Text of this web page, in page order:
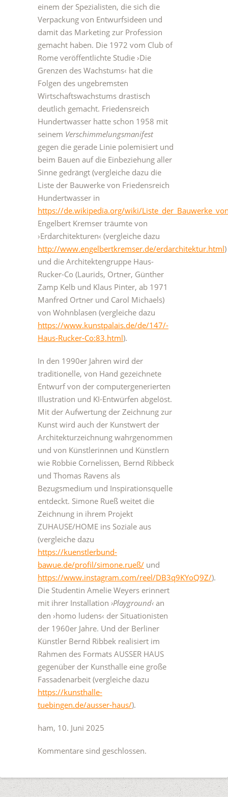
einem der Spezialisten, die sich die
Verpackung von Entwurfsideen und
damit das Marketing zur Profession
gemacht haben. Die 1972 vom Club of
Rome veröffentlichte Studie ›Die
Grenzen des Wachstums‹ hat die
Folgen des ungebremsten
Wirtschaftswachstums drastisch
deutlich gemacht. Friedensreich
Hundertwasser hatte schon 1958 mit
seinem Verschimmelungsmanifest
gegen die gerade Linie polemisiert und
beim Bauen auf die Einbeziehung aller
Sinne gedrängt (vergleiche dazu die
Liste der Bauwerke von Friedensreich
Hundertwasser in
https://de.wikipedia.org/wiki/
Engelbert Kremser träumte von
›Erdarchitekturen‹ (vergleiche dazu
http://www.engelbertkremser.de/erdarchitektur.html)
und die Architektengruppe Haus-
Rucker-Co (Laurids, Ortner, Günther
Zamp Kelb und Klaus Pinter, ab 1971
Manfred Ortner und Carol Michaels)
von Wohnblasen (vergleiche dazu
https://www.kunstpalais.de/de/147/-
Haus-Rucker-Co:83.html).
In den 1990er Jahren wird der
traditionelle, von Hand gezeichnete
Entwurf von der computergenerierten
Illustration und KI-Entwürfen abgelöst.
Mit der Aufwertung der Zeichnung zur
Kunst wird auch der Kunstwert der
Architekturzeichnung wahrgenommen
und von Künstlerinnen und Künstlern
wie Robbie Cornelissen, Bernd Ribbeck
und Thomas Ravens als
Bezugsmedium und Inspirationsquelle
entdeckt. Simone Rueß weitet die
Zeichnung in ihrem Projekt
ZUHAUSE/HOME ins Soziale aus
(vergleiche dazu
https://kuenstlerbund-
bawue.de/profil/simone.rueß/ und
https://www.instagram.com/reel/DB3q9KYoQ9Z/).
Die Studentin Amelie Weyers erinnert
mit ihrer Installation ›Playground‹ an
den ›homo ludens‹ der Situationisten
der 1960er Jahre. Und der Berliner
Künstler Bernd Ribbek realisiert im
Rahmen des Formats AUSSER HAUS
gegenüber der Kunsthalle eine große
Fassadenarbeit (vergleiche dazu
https://kunsthalle-
tuebingen.de/ausser-haus/).
ham, 10. Juni 2025
Kommentare sind geschlossen.